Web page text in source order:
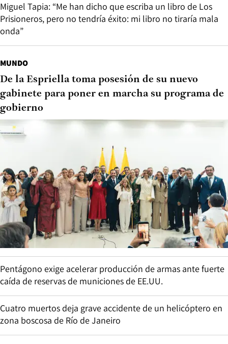
Miguel Tapia: “Me han dicho que escriba un libro de Los
Prisioneros, pero no tendría éxito: mi libro no tiraría mala
onda”
MUNDO
De la Espriella toma posesión de su nuevo
gabinete para poner en marcha su programa de
gobierno
Pentágono exige acelerar producción de armas ante fuerte
caída de reservas de municiones de EE.UU.
Cuatro muertos deja grave accidente de un helicóptero en
zona boscosa de Río de Janeiro